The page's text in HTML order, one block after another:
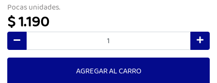
Pocas unidades.
$ 1.190
AGREGAR AL CARRO